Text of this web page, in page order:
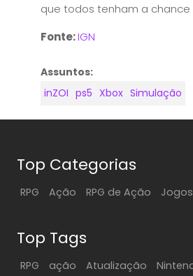
que todos tenham a chance
Fonte:IGN
Assuntos:
inZOI ps5 Xbox Simulação
Top Categorias
RPG Ação RPG de Ação Jogos
Top Tags
RPG ação Atualização